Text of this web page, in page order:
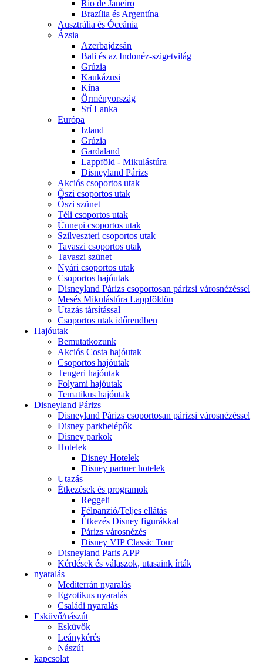
Rio de Janeiro
Brazília és Argentína
Ausztrália és Óceánia
Ázsia
Azerbajdzsán
Bali és az Indonéz-szigetvilág
Grúzia
Kaukázusi
Kína
Örményország
Srí Lanka
Európa
Izland
Grúzia
Gardaland
Lappföld - Mikulástúra
Disneyland Párizs
Akciós csoportos utak
Őszi csoportos utak
Őszi szünet
Téli csoportos utak
Ünnepi csoportos utak
Szilveszteri csoportos utak
Tavaszi csoportos utak
Tavaszi szünet
Nyári csoportos utak
Csoportos hajóutak
Disneyland Párizs csoportosan párizsi városnézéssel
Mesés Mikulástúra Lappföldön
Utazás társítással
Csoportos utak időrendben
Hajóutak
Bemutatkozunk
Akciós Costa hajóutak
Csoportos hajóutak
Tengeri hajóutak
Folyami hajóutak
Tematikus hajóutak
Disneyland Párizs
Disneyland Párizs csoportosan párizsi városnézéssel
Disney parkbelépők
Disney parkok
Hotelek
Disney Hotelek
Disney partner hotelek
Utazás
Étkezések és programok
Reggeli
Félpanzió/Teljes ellátás
Étkezés Disney figurákkal
Párizs városnézés
Disney VIP Classic Tour
Disneyland Paris APP
Kérdések és válaszok, utasaink írták
nyaralás
Mediterrán nyaralás
Egzotikus nyaralás
Családi nyaralás
Esküvő/nászút
Esküvők
Leánykérés
Nászút
kapcsolat